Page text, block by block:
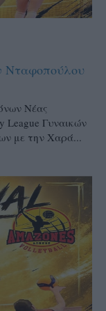
Νταφοπούλου
Νέας
League Γυναικών
με την Χαρά...